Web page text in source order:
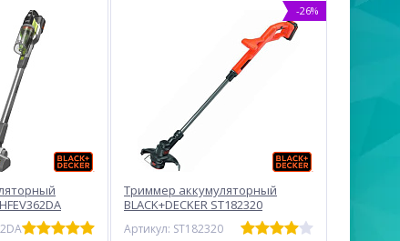
-26%
Триммер аккумуляторный
BLACK+DECKER ST182320
Артикул: ST182320